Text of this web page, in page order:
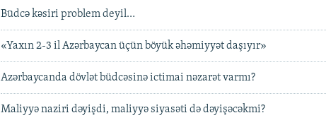
Büdcə kəsiri problem deyil…
«Yaxın 2-3 il Azərbaycan üçün böyük əhəmiyyət daşıyır»
Azərbaycanda dövlət büdcəsinə ictimai nəzarət varmı?
Maliyyə naziri dəyişdi, maliyyə siyasəti də dəyişəcəkmi?